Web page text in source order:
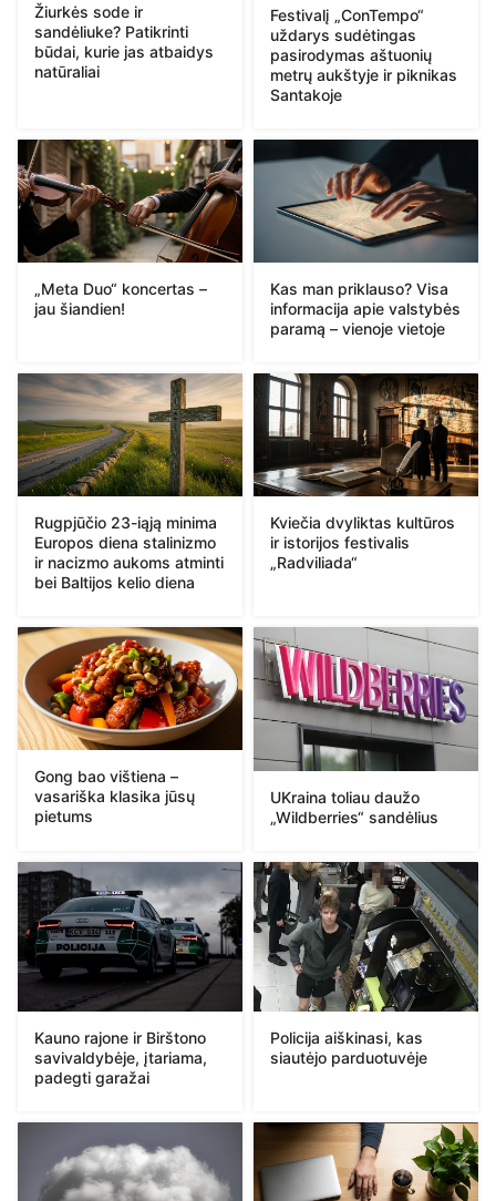
Žiurkės sode ir
sandėliuke? Patikrinti
būdai, kurie jas atbaidys
natūraliai
Festivalį „ConTempo“
uždarys sudėtingas
pasirodymas aštuonių
metrų aukštyje ir piknikas
Santakoje
„Meta Duo“ koncertas –
jau šiandien!
Kas man priklauso? Visa
informacija apie valstybės
paramą – vienoje vietoje
Rugpjūčio 23-iąją minima
Europos diena stalinizmo
ir nacizmo aukoms atminti
bei Baltijos kelio diena
Kviečia dvyliktas kultūros
ir istorijos festivalis
„Radviliada“
Gong bao vištiena –
vasariška klasika jūsų
pietums
UKraina toliau daužo
„Wildberries“ sandėlius
Kauno rajone ir Birštono
savivaldybėje, įtariama,
padegti garažai
Policija aiškinasi, kas
siautėjo parduotuvėje